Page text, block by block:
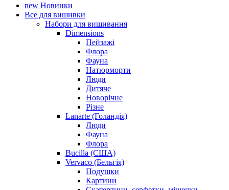
new Новинки
Все для вишивки
Набори для вишивання
Dimensions
Пейзажі
Флора
Фауна
Натюрморти
Люди
Дитяче
Новорічне
Різне
Lanarte (Голандія)
Люди
Фауна
Флора
Bucilla (США)
Vervaco (Бельгія)
Подушки
Картини